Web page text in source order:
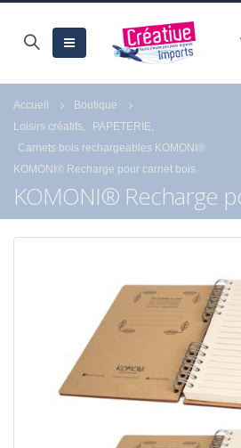
Accueil
Boutique
Loisirs créatifs
PAPETERIE
Carnets bois rechargeables KOMONI®
KOMONI® Recharge pour carnet bois
KOMONI® Recharge